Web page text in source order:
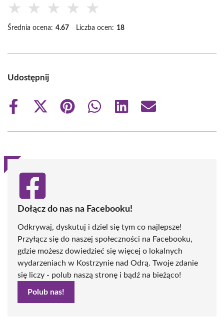
★ ★ ★ ★ ★
Średnia ocena: 4.67 Liczba ocen: 18
Udostępnij
Share
Share
(Twitter)
Share
Share
Share
Share
Dołącz do nas na Facebooku!
Odkrywaj, dyskutuj i dziel się tym co najlepsze!
Przyłącz się do naszej społeczności na Facebooku,
gdzie możesz dowiedzieć się więcej o lokalnych
wydarzeniach w Kostrzynie nad Odrą. Twoje zdanie
się liczy - polub naszą stronę i bądź na bieżąco!
Polub nas!